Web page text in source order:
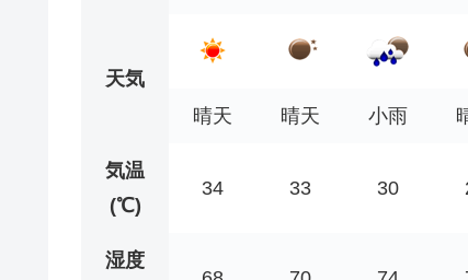
天気
晴天
晴天 小雨
気温
(℃)
34 33 30
湿度